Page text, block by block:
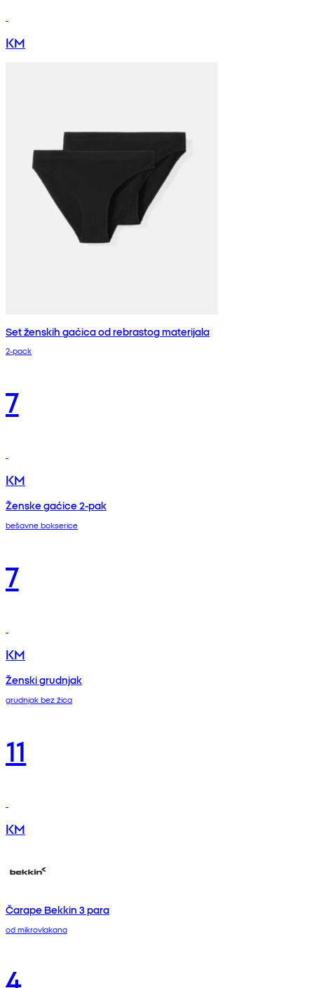
KM
Set ženskih gaćica od rebrastog materijala
2-pack
7
KM
Ženske gaćice 2-pak
bešavne bokserice
7
KM
Ženski grudnjak
grudnjak bez žica
11
KM
Čarape Bekkin 3 para
od mikrovlakana
4